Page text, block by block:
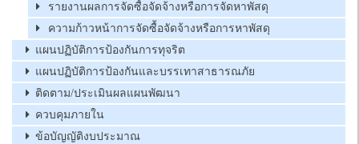
รายงานผลการจัดซื้อจัดจ้างหรือการจัดหาพัสดุ
ความก้าวหน้าการจัดซื้อจัดจ้างหรือการหาพัสดุ
แผนปฏิบัติการป้องกันการทุจริต
แผนปฏิบัติการป้องกันและบรรเทาสาธารณภัย
ติดตาม/ประเมินผลแผนพัฒนา
ควบคุมภายใน
ข้อบัญญัติงบประมาณ